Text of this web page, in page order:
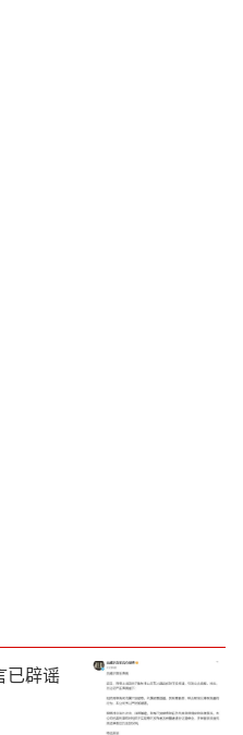
有深意的，因为儿
立春的第一天，正好
就给宝贝起了“顶
已辟谣